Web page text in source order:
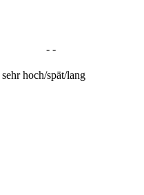
- -
hoch/spät/lang